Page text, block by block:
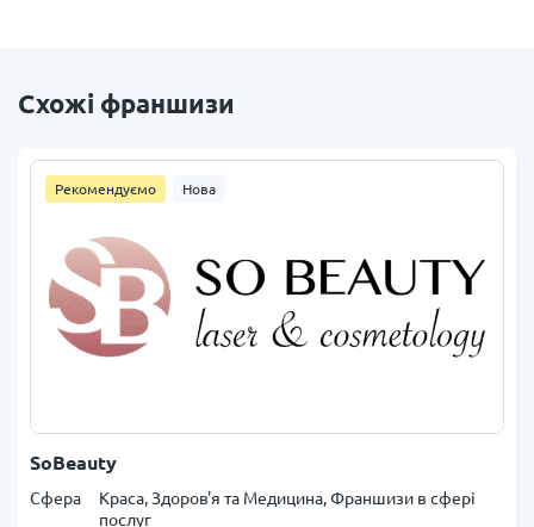
Схожі франшизи
Рекомендуємо Нова
SoBeauty
Сфера
Краса, Здоров'я та Медицина, Франшизи в сфері
послуг